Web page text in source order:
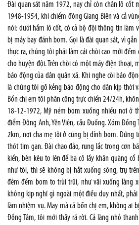
Đài quan sát năm 1972, nay chỉ còn chân lô cốt
1948-1954, khi chiếm đóng Giang Biên và cả
nói: dưới hầm lô cốt, có cả bộ đội thông tin làm
bị máy bay đánh bom. Gọi là đài quan sát, vì
thực ra, chúng tôi phải làm cái chòi cao mới
cho huyện đội. Trên chòi có một máy điện thoại,
báo động của dân quân xã. Khi nghe còi báo
là chúng tôi gõ kẻng báo động cho dân kịp thời
Bốn chị em tôi phân công trực chiến 24/24h,
18-12-1972, Mỹ ném bom xuống nhiều nơi ở
điểm Đông Anh, Yên Viên, cầu Đuống. Xóm Đồng
2km, nơi cha mẹ tôi ở cũng bị dính bom. Đứng
thót tim gan. Đài chao đảo, rung lắc trong cơn
kiến, bèn kêu to lên để ba cô lấy khăn quàng
như tôi, thì sẽ không bị hắt xuống sông, trụ
đêm đếm bom to trùi trũi, như vãi xuống làng
không kịp nghĩ gì ngoài một điều duy nhất,
làm nhiệm vụ. May mà cả bốn chị em, không ai
Đồng Tâm, tôi mới thấy rã rời. Cả làng nhỏ